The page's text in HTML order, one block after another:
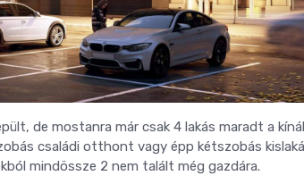
de mostanra már csak 4 lakás maradt a
családi otthont vagy épp kétszobás
mindössze 2 nem talált még gazdára.